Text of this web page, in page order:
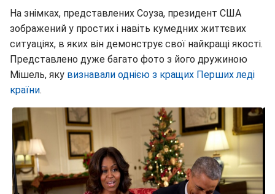
На знімках, представлених Соуза, президент США
зображений у простих і навіть кумедних життєвих
ситуаціях, в яких він демонструє свої найкращі якості.
Представлено дуже багато фото з його дружиною
Мішель, яку визнавали однією з кращих Перших леді
країни.